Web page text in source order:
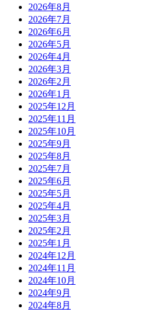
2026年8月
2026年7月
2026年6月
2026年5月
2026年4月
2026年3月
2026年2月
2026年1月
2025年12月
2025年11月
2025年10月
2025年9月
2025年8月
2025年7月
2025年6月
2025年5月
2025年4月
2025年3月
2025年2月
2025年1月
2024年12月
2024年11月
2024年10月
2024年9月
2024年8月